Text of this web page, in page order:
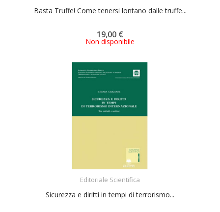
Basta Truffe! Come tenersi lontano dalle truffe...
19,00 €
Non disponibile
Editoriale Scientifica
Sicurezza e diritti in tempi di terrorismo...